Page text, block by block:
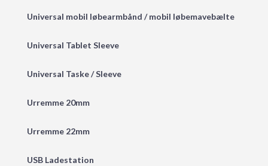
Universal mobil løbearmbånd / mobil løbemavebælte
Universal Tablet Sleeve
Universal Taske / Sleeve
Urremme 20mm
Urremme 22mm
USB Ladestation